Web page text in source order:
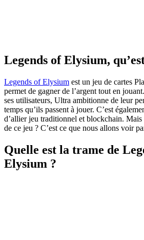
Legends of Elysium,
Legends of Elysium est un jeu de cartes
permet de gagner de l’argent tout en
ses utilisateurs, Ultra ambitionne de leur
temps qu’ils passent à jouer. C’est
d’allier jeu traditionnel et blockchain. Mais
de ce jeu ? C’est ce que nous allons voir
Quelle est la trame de
Elysium ?